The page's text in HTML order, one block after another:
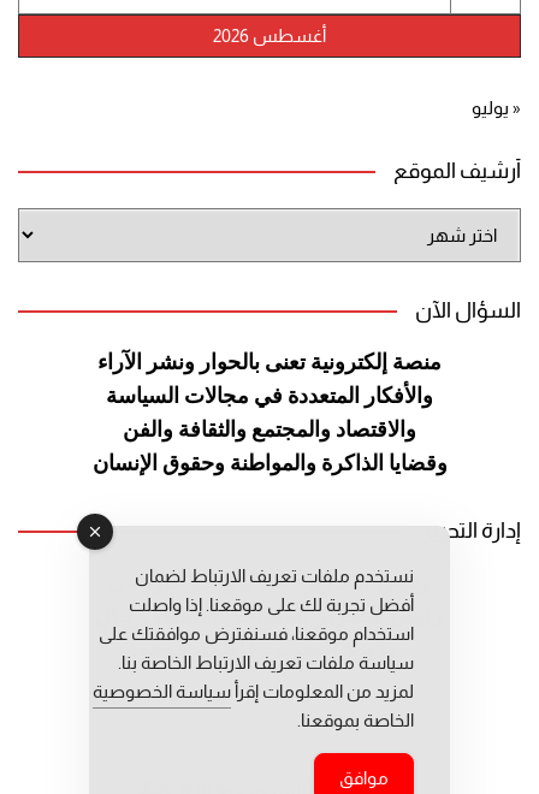
أغسطس 2026
« يوليو
أرشيف الموقع
الموقع
السؤال الآن
منصة إلكترونية تعنى بالحوار ونشر
الآراء
والأفكار المتعددة في مجالات السياسة
والاقتصاد والمجتمع والثقافة والفن
وقضايا الذاكرة والمواطنة وحقوق الإنسان
إدارة التحرير
رئيس التحرير: عبد الرحيم التوراني
رئيس التحرير المساعد: المعطي قبال
مديرة التحرير: فاطمة حوحو
جميع حقوق النشر محفوظة © 2026
نستخدم ملفات تعريف الارتباط لضمان
أفضل تجربة لك على موقعنا. إذا واصلت
استخدام موقعنا، فسنفترض موافقتك على
سياسة ملفات تعريف الارتباط الخاصة بنا.
لمزيد من المعلومات إقرأ سياسة الخصوصية
الخاصة بموقعنا.
موافق